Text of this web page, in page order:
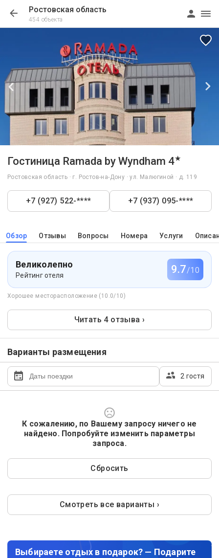
Ростовская область
454 объекта
Гостиница Ramada by Wyndham 4★
Ростовская область · г. Ростов-на-Дону · ул. Малюгиной · д. 119
+7 (927) 522-**** +7 (937) 095-****
Обзор Отзывы Вопросы Номера Услуги
Великолепно
Рейтинг отеля 9.7/10
Хорошее месторасположение (10.0/10)
Читать 4 отзыва ›
Варианты размещения
2 гостя
К сожалению, по Вашему запросу ничего не
найдено. Попробуйте изменить параметры
запроса.
Сбросить
Смотреть все варианты ›
Выбираете отдых в подарок? — Подарите